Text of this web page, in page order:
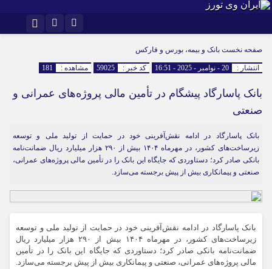
اینستاگرام
صفحه نخست بانک و بیمه، بورس و فارکس
انتشار : 20 - نوامبر - 2025 - 16:51 کد خبر : 59025 مشاهده : 181
بانک پاسارگاد پیشگام در تأمین مالی پروژه‌های عمرانی و
صنعتی
بانک پاسارگاد در ادامه نقش‌آفرینی خود در حمایت از تولید ملی و توسعه
زیرساخت‌های کشور، در مهرماه ۱۴۰۴ بیش از ۲۹۰ هزار میلیارد ریال ضمانت‌نامه
بانکی صادر کرد؛ دستاوردی که جایگاه این بانک را در تأمین مالی پروژه‌های عمرانی،
صنعتی و پیمانکاری بیش از پیش برجسته می‌سازد.
بانک پاسارگاد در ادامه نقش‌آفرینی خود در حمایت از تولید ملی و توسعه
زیرساخت‌های کشور، در مهرماه ۱۴۰۴ بیش از ۲۹۰ هزار میلیارد ریال
ضمانت‌نامه بانکی صادر کرد؛ دستاوردی که جایگاه این بانک را در تأمین
مالی پروژه‌های عمرانی، صنعتی و پیمانکاری بیش از پیش برجسته می‌سازد.